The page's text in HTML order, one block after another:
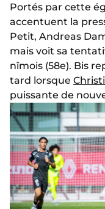
Portés par cette
accentuent la
Petit, Andreas
mais voit sa
nîmois (58e). Bis
tard lorsque
puissante de